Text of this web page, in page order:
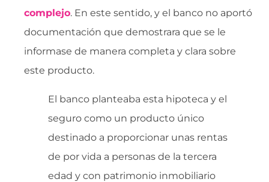
complejo. En este sentido, y el banco no aportó
documentación que demostrara que se le
informase de manera completa y clara sobre
este producto.
El banco planteaba esta hipoteca y el
seguro como un producto único
destinado a proporcionar unas rentas
de por vida a personas de la tercera
edad y con patrimonio inmobiliario